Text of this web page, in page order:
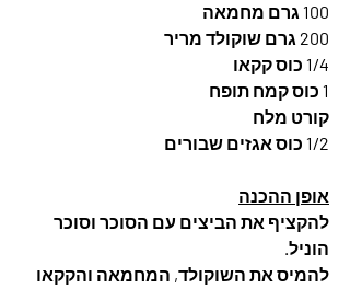
100 גרם מחמאה
200 גרם שוקולד מריר
1/4 כוס קקאו
1 כוס קמח תופח
קורט מלח
1/2 כוס אגזים שבורים
אופן ההכנה
להקציף את הביצים עם הסוכר וסוכר
הוניל.
להמיס את השוקולד, המחמאה והקקאו